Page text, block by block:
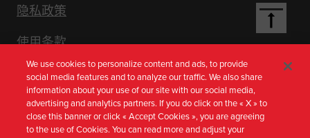
Footer
Nav
[zh-
隐私政策
使用条款
We use cookies to personalize content and ads, to provide
social media features and to analyze our traffic. We also share
information about your use of our site with our social media,
advertising and analytics partners. If you do click on the « X » to
close this banner or click « Accept Cookies », you are agreeing
to the use of Cookies. You can read more and adjust your